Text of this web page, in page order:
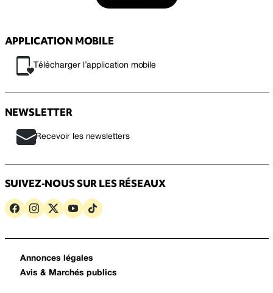
APPLICATION MOBILE
Télécharger l’application mobile
NEWSLETTER
Recevoir les newsletters
SUIVEZ-NOUS SUR LES RÉSEAUX
Annonces légales
Avis & Marchés publics